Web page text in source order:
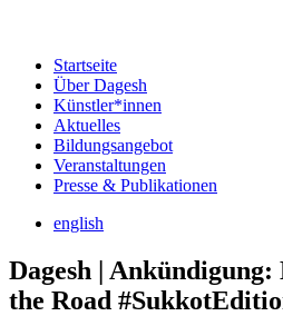
Startseite
Über Dagesh
Künstler*innen
Aktuelles
Bildungsangebot
Veranstaltungen
Presse & Publikationen
english
Dagesh | Ankündigung:
the Road